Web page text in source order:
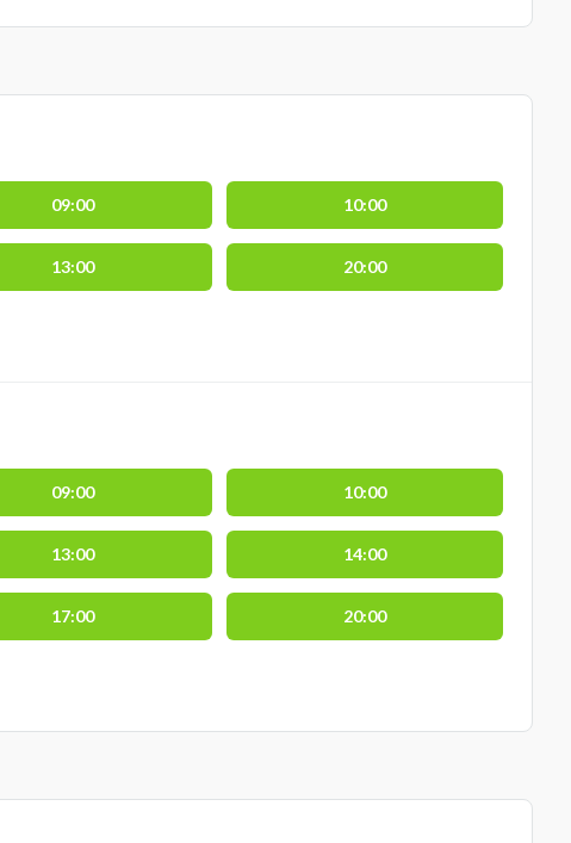
09:00 10:00
13:00 20:00
09:00 10:00
13:00 14:00
17:00 20:00